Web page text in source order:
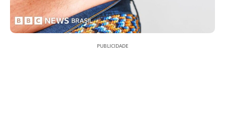
PUBLICIDADE